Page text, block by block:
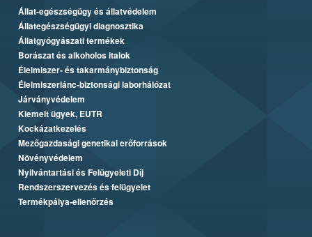
Állat-egészségügy és állatvédelem
Állategészségügyi diagnosztika
Állatgyógyászati termékek
Borászat és alkoholos italok
Élelmiszer- és takarmánybiztonság
Élelmiszerlánc-biztonsági laborhálózat
Járványvédelem
Kiemelt ügyek, EUTR
Kockázatkezelés
Mezőgazdasági genetikai erőforrások
Növényvédelem
Nyilvántartási és Felügyeleti Díj
Rendszerszervezés és felügyelet
Termékpálya-ellenőrzés